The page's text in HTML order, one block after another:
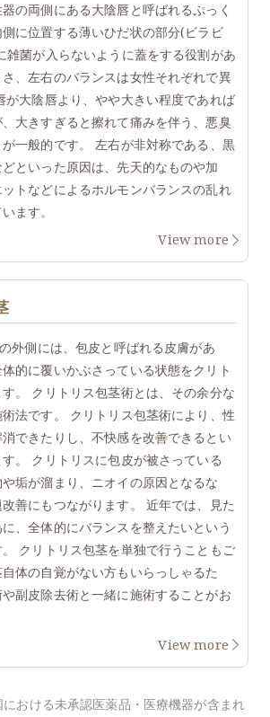
の両側にある大陰唇と呼ばれるぷっく
に位置する薄いひだ状の部分(ビラビ
雑菌が入らないように蓋をする役割があ
、左右のバランスは女性それぞれで異
が大陰唇より、やや大きい程度であれば
大きすぎると擦れて痛みを伴う、悪臭
一般的です。 左右が非対称である、黒
といった原因は、先天的なものや加
トなどによるホルモンバランスの乱れ
ます。
View more
外側には、包皮と呼ばれる皮膚があ
的に覆いかぶさっている状態をクリト
。 クリトリス包茎術とは、その余分な
法です。 クリトリス包茎術により、性
できたりし、不快感を改善できるとい
。 クリトリスに包皮が被さっている
垢が溜まり、ニオイの原因となるな
善にもつながります。 近年では、見た
、全体的にバランスを整えたいという
クリトリス包茎を単独で行うこともご
体の自覚がない方もいらっしゃるた
副皮除去術と一緒に施術することがお
View more
おける未承認医薬品・医療機器が含まれ